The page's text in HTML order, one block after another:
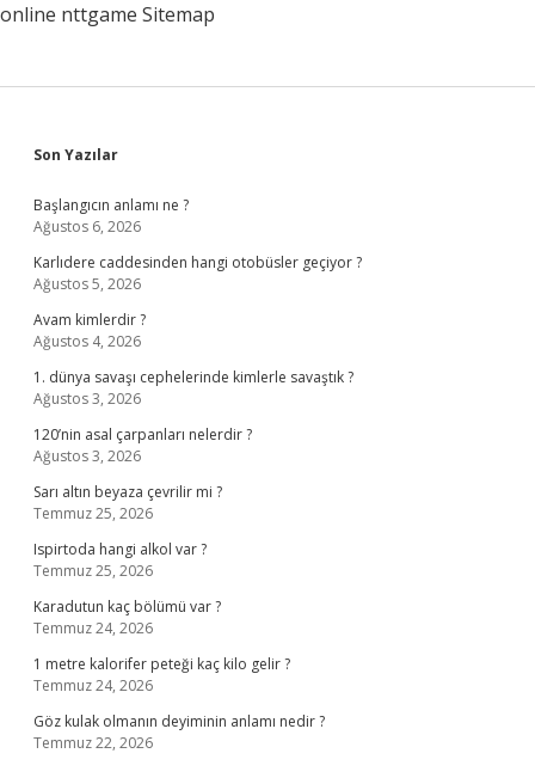
online nttgame Sitemap
Sidebar
Son Yazılar
Başlangıcın anlamı ne ?
Ağustos 6, 2026
Karlıdere caddesinden hangi otobüsler geçiyor ?
Ağustos 5, 2026
Avam kimlerdir ?
Ağustos 4, 2026
1. dünya savaşı cephelerinde kimlerle savaştık ?
Ağustos 3, 2026
120’nin asal çarpanları nelerdir ?
Ağustos 3, 2026
Sarı altın beyaza çevrilir mi ?
Temmuz 25, 2026
Ispirtoda hangi alkol var ?
Temmuz 25, 2026
Karadutun kaç bölümü var ?
Temmuz 24, 2026
1 metre kalorifer peteği kaç kilo gelir ?
Temmuz 24, 2026
Göz kulak olmanın deyiminin anlamı nedir ?
Temmuz 22, 2026